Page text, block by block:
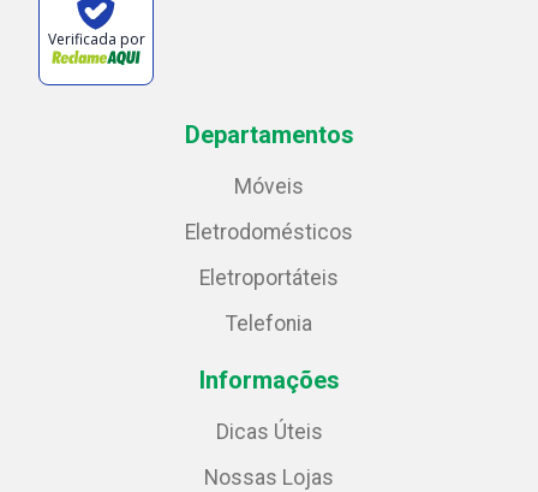
Verificada por
Departamentos
Móveis
Eletrodomésticos
Eletroportáteis
Telefonia
Informações
Dicas Úteis
Nossas Lojas